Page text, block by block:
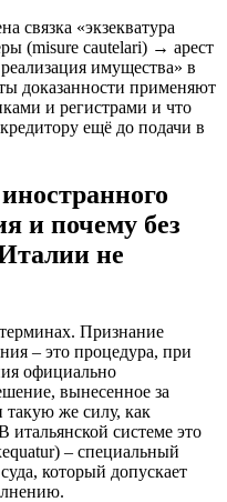
связка «экзекватура
(misure cautelari) → арест
имущества» в
доказанности применяют
и регистрами и что
ещё до подачи в
и почему без
не
Признание
– это процедура, при
официально
вынесенное за
такую же силу, как
итальянской системе это
– специальный
который допускает